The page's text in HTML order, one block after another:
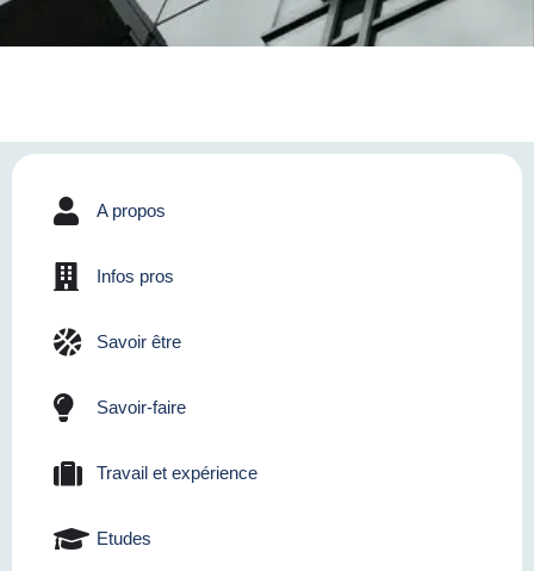
A propos
Infos pros
Savoir être
Savoir-faire
Travail et expérience
Etudes